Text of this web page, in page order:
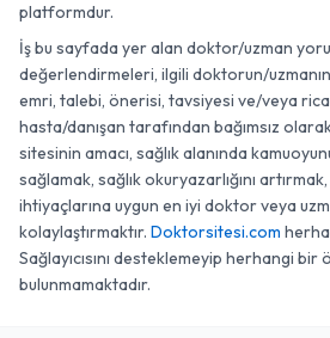
platformdur.
İş bu sayfada yer alan doktor/uzman
değerlendirmeleri, ilgili doktorun/
emri, talebi, önerisi, tavsiyesi ve/veya
hasta/danışan tarafından bağımsız
sitesinin amacı, sağlık alanında
sağlamak, sağlık okuryazarlığını
ihtiyaçlarına uygun en iyi doktor veya
kolaylaştırmaktır. Doktorsitesi.com
Sağlayıcısını desteklemeyip herhangi
bulunmamaktadır.